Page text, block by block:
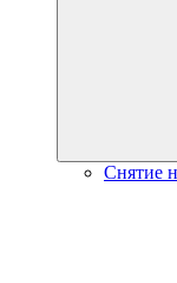
Снятие